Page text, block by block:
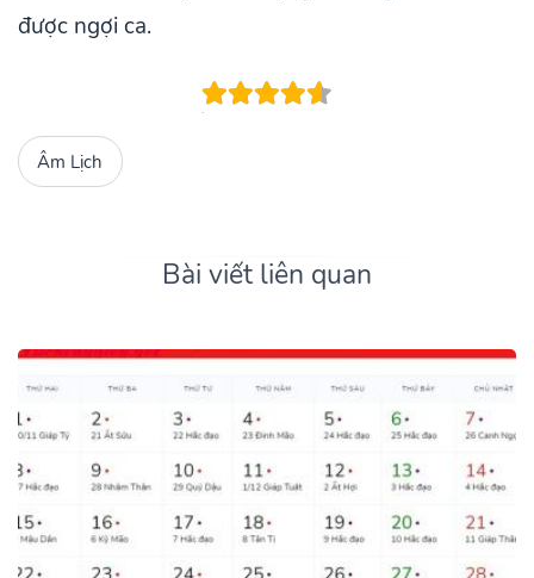
được ngợi ca.
Âm Lịch
Bài viết liên quan